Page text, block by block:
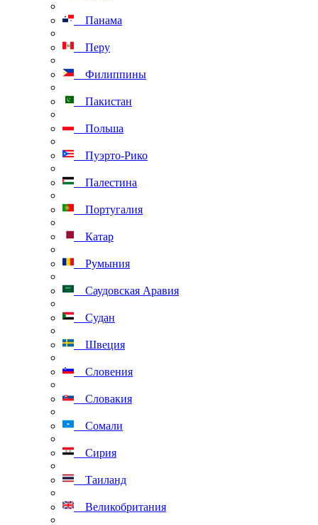
Панама
Перу
Филиппины
Пакистан
Польша
Пуэрто-Рико
Палестина
Португалия
Катар
Румыния
Саудовская Аравия
Судан
Швеция
Словения
Словакия
Сомали
Сирия
Таиланд
Великобритания